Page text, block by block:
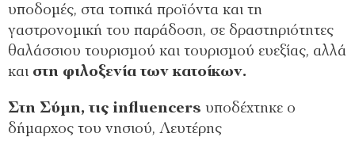
υποδομές, στα τοπικά προϊόντα και τη
γαστρονομική του παράδοση, σε δραστηριότητες
θαλάσσιου τουρισμού και τουρισμού ευεξίας, αλλά
και στη φιλοξενία των κατοίκων.
Στη Σύμη, τις influencers υποδέχτηκε ο
δήμαρχος του νησιού, Λευτέρης